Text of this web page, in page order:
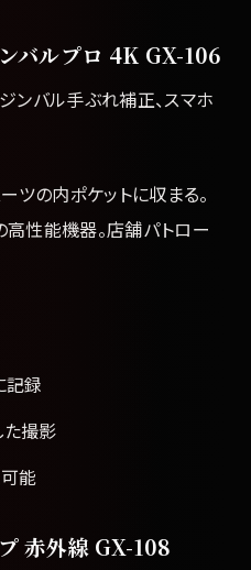
バルプロ 4K GX-106
バル手ぶれ補正、スマホ
ツの内ポケットに収まる。
性能機器。店舗パトロー
記録
撮影
能
赤外線 GX-108